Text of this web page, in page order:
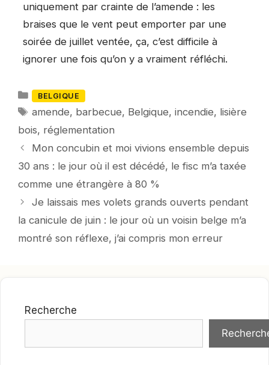
uniquement par crainte de l’amende : les
braises que le vent peut emporter par une
soirée de juillet ventée, ça, c’est difficile à
ignorer une fois qu’on y a vraiment réfléchi.
Catégories
BELGIQUE
Mots-
clés
amende, barbecue, Belgique,incendie, lisière
bois, réglementation
Mon concubin et moi vivions ensemble depuis
30 ans : le jour où il est décédé, le fisc m’a taxée
comme une étrangère à 80 %
Je laissais mes volets grands ouverts pendant
la canicule de juin : le jour où un voisin belge m’a
montré son réflexe, j’ai compris mon erreur
Recherche